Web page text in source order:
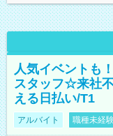
人気イベントも
スタッフ☆来社
える日払い/T1
アルバイト 職種未経